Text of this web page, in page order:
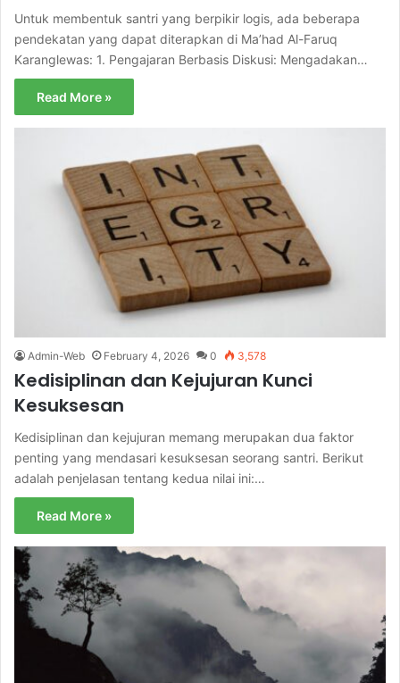
Untuk membentuk santri yang berpikir logis, ada beberapa
pendekatan yang dapat diterapkan di Ma’had Al-Faruq
Karanglewas: 1. Pengajaran Berbasis Diskusi: Mengadakan…
Read More »
Admin-Web February 4, 2026 0 3,578
Kedisiplinan dan Kejujuran Kunci
Kesuksesan
Kedisiplinan dan kejujuran memang merupakan dua faktor
penting yang mendasari kesuksesan seorang santri. Berikut
adalah penjelasan tentang kedua nilai ini:…
Read More »